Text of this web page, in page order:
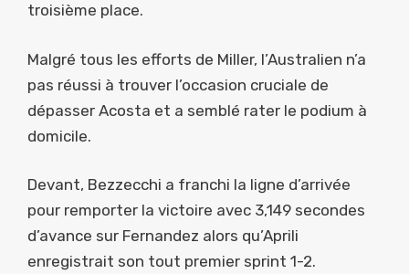
troisième place.
Malgré tous les efforts de Miller, l’Australien n’a
pas réussi à trouver l’occasion cruciale de
dépasser Acosta et a semblé rater le podium à
domicile.
Devant, Bezzecchi a franchi la ligne d’arrivée
pour remporter la victoire avec 3,149 secondes
d’avance sur Fernandez alors qu’Aprili
enregistrait son tout premier sprint 1-2.